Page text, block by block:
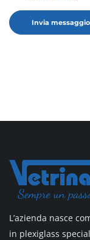
L’azienda nasce
in plexiglass